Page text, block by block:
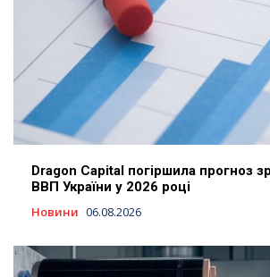
Dragon Capital погіршила прогноз
ВВП України у 2026 році
Новини 06.08.2026